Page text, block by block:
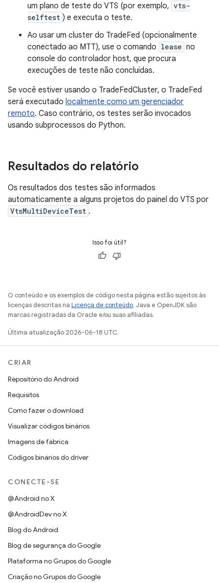
um plano de teste do VTS (por exemplo, vts-
selftest ) e executa o teste.
Ao usar um cluster do TradeFed (opcionalmente
conectado ao MTT), use o comando lease no
console do controlador host, que procura
execuções de teste não concluídas.
Se você estiver usando o TradeFedCluster, o TradeFed
será executado localmente como um gerenciador
remoto. Caso contrário, os testes serão invocados
usando subprocessos do Python.
Resultados do relatório
Os resultados dos testes são informados
automaticamente a alguns projetos do painel do VTS por
VtsMultiDeviceTest .
Isso foi útil?
O conteúdo e os exemplos de código nesta página estão sujeitos às
licenças descritas na Licença de conteúdo. Java e OpenJDK são
marcas registradas da Oracle e/ou suas afiliadas.
Última atualização 2026-06-18 UTC.
CRIAR
Repositório do Android
Requisitos
Como fazer o download
Visualizar códigos binários
Imagens de fábrica
Códigos binários do driver
CONECTE-SE
@Android no X
@AndroidDev no X
Blog do Android
Blog de segurança do Google
Plataforma no Grupos do Google
Criação no Grupos do Google